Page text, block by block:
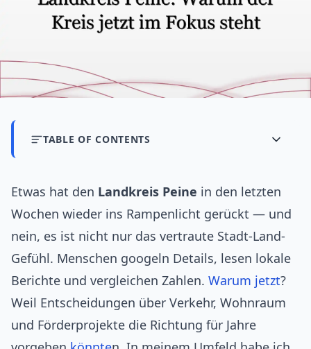
TABLE OF CONTENTS
Etwas hat den Landkreis Peine in den letzten
Wochen wieder ins Rampenlicht gerückt — und
nein, es ist nicht nur das vertraute Stadt-Land-
Gefühl. Menschen googeln Details, lesen lokale
Berichte und vergleichen Zahlen. Warum jetzt?
Weil Entscheidungen über Verkehr, Wohnraum
und Förderprojekte die Richtung für Jahre